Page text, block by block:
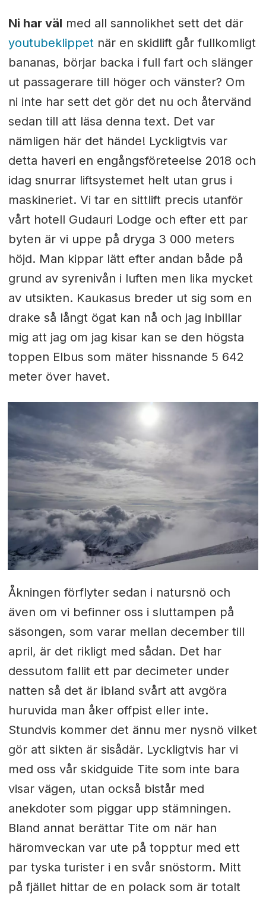
Ni har väl med all sannolikhet sett det där
youtubeklippetnär en skidlift går fullkomligt
bananas, börjar backa i full fart och slänger
ut passagerare till höger och vänster? Om
ni inte har sett det gör det nu och återvänd
sedan till att läsa denna text. Det var
nämligen här det hände! Lyckligtvis var
detta haveri en engångsföreteelse 2018 och
idag snurrar liftsystemet helt utan grus i
maskineriet. Vi tar en sittlift precis utanför
vårt hotell Gudauri Lodge och efter ett par
byten är vi uppe på dryga 3 000 meters
höjd. Man kippar lätt efter andan både på
grund av syrenivån i luften men lika mycket
av utsikten. Kaukasus breder ut sig som en
drake så långt ögat kan nå och jag inbillar
mig att jag om jag kisar kan se den högsta
toppen Elbus som mäter hissnande 5 642
meter över havet.
Åkningen förflyter sedan i natursnö och
även om vi befinner oss i sluttampen på
säsongen, som varar mellan december till
april, är det rikligt med sådan. Det har
dessutom fallit ett par decimeter under
natten så det är ibland svårt att avgöra
huruvida man åker offpist eller inte.
Stundvis kommer det ännu mer nysnö vilket
gör att sikten är sisådär. Lyckligtvis har vi
med oss vår skidguide Tite som inte bara
visar vägen, utan också bistår med
anekdoter som piggar upp stämningen.
Bland annat berättar Tite om när han
häromveckan var ute på topptur med ett
par tyska turister i en svår snöstorm. Mitt
på fjället hittar de en polack som är totalt